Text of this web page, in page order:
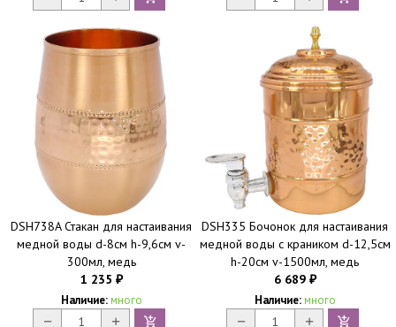
DSH738A Стакан для настаивания
медной воды d-8см h-9,6см v-
300мл, медь
1 235 ₽
Наличие: много
DSH335 Бочонок для настаивания
медной воды с краником d-12,5см
h-20см v-1500мл, медь
6 689 ₽
Наличие: много